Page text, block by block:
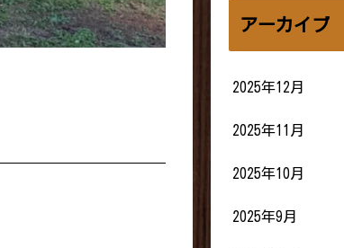
アーカイブ
2025年12月
2025年11月
2025年10月
2025年9月